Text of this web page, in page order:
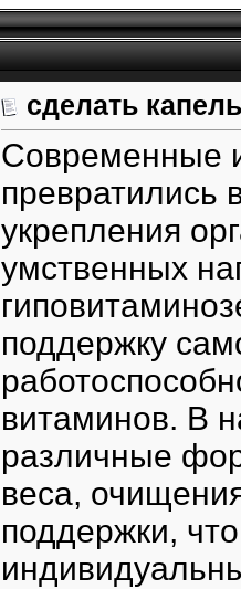
сделать
Современные
превратились
укрепления
умственных
поддержку
витаминов. В
различные
веса,
поддержки,